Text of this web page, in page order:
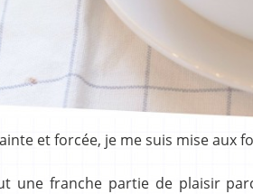
et forcée, je me suis mise aux
une franche partie de plaisir